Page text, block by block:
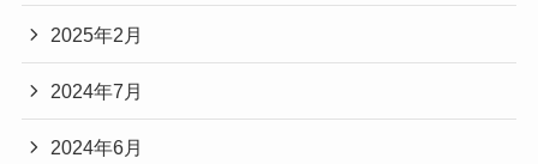
2025年2月
2024年7月
2024年6月